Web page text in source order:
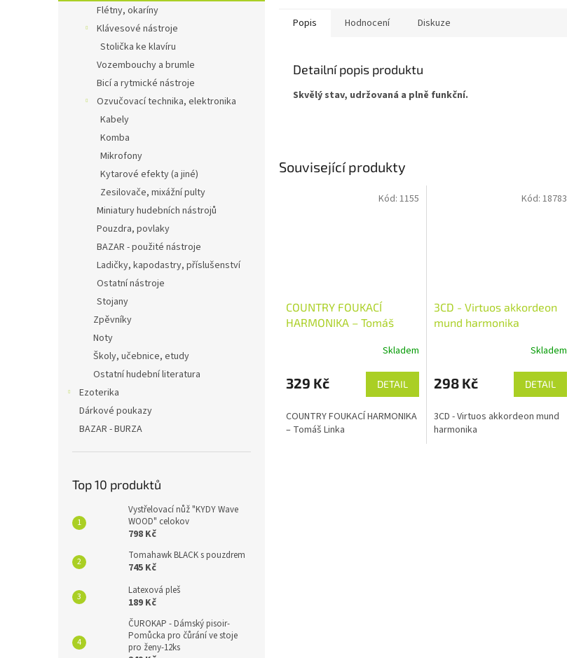
Flétny, okaríny
Klávesové nástroje
Stolička ke klavíru
Vozembouchy a brumle
Bicí a rytmické nástroje
Ozvučovací technika, elektronika
Kabely
Komba
Mikrofony
Kytarové efekty (a jiné)
Zesilovače, mixážní pulty
Miniatury hudebních nástrojů
Pouzdra, povlaky
BAZAR - použité nástroje
Ladičky, kapodastry, příslušenství
Ostatní nástroje
Stojany
Zpěvníky
Noty
Školy, učebnice, etudy
Ostatní hudební literatura
Ezoterika
Dárkové poukazy
BAZAR - BURZA
Top 10 produktů
Vystřelovací nůž "KYDY Wave
WOOD" celokov
798 Kč
Tomahawk BLACK s pouzdrem
745 Kč
Latexová pleš
189 Kč
ČUROKAP - Dámský pisoir-
Pomůcka pro čůrání ve stoje
pro ženy-12ks
Popis Hodnocení Diskuze
Detailní popis produktu
Skvělý stav, udržovaná a plně funkční.
Související produkty
COUNTRY FOUKACÍ
HARMONIKA – Tomáš
Skladem
329 Kč DETAIL
COUNTRY FOUKACÍ HARMONIKA
– Tomáš Linka
Kód: 1155
3CD - Virtuos akkordeon
mund harmonika
Skladem
298 Kč DETAIL
3CD - Virtuos akkordeon mund
harmonika
Kód: 18783